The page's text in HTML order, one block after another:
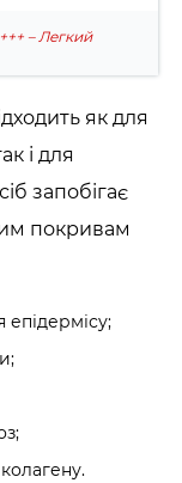
– Легкий
як для
і для
запобігає
покривам